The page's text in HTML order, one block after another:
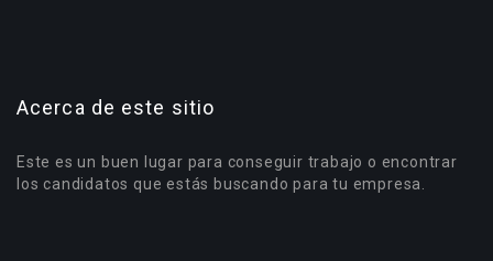
Acerca de este sitio
Este es un buen lugar para conseguir trabajo o encontrar
los candidatos que estás buscando para tu empresa.